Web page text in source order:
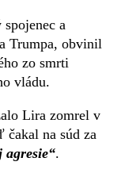
a
Trumpa, obvinil
zo smrti
vládu.
Lira zomrel v
na súd za
agresie“.